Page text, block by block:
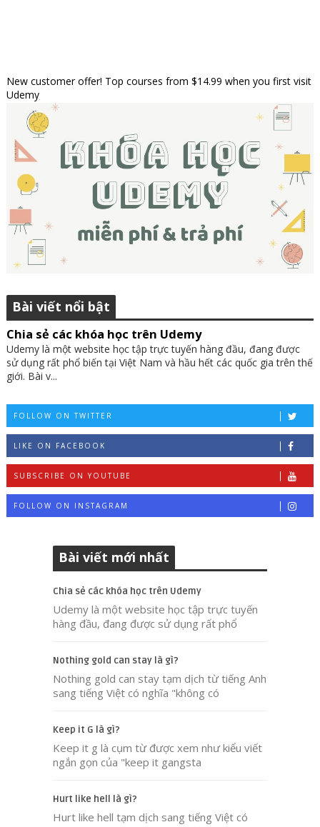
New customer offer! Top courses from $14.99 when you first visit
Udemy
Bài viết nổi bật
Chia sẻ các khóa học trên Udemy
Udemy là một website học tập trực tuyến hàng đầu, đang được
sử dụng rất phổ biến tại Việt Nam và hầu hết các quốc gia trên thế
giới. Bài v...
FOLLOW ON TWITTER
LIKE ON FACEBOOK
SUBSCRIBE ON YOUTUBE
FOLLOW ON INSTAGRAM
Bài viết mới nhất
Chia sẻ các khóa học trên Udemy
Udemy là một website học tập trực tuyến
hàng đầu, đang được sử dụng rất phổ
Nothing gold can stay là gì?
Nothing gold can stay tạm dịch từ tiếng Anh
sang tiếng Việt có nghĩa "không có
Keep it G là gì?
Keep it g là cụm từ được xem như kiểu viết
ngắn gọn của "keep it gangsta
Hurt like hell là gì?
Hurt like hell tạm dịch sang tiếng Việt có